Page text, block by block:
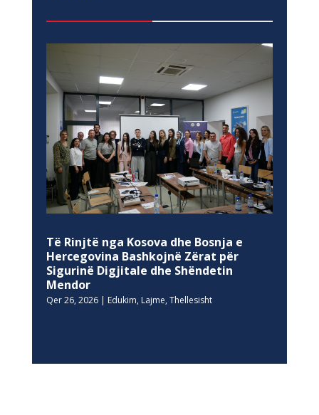
Të Rinjtë nga Kosova dhe Bosnja e
Hercegovina Bashkojnë Zërat për
Sigurinë Digjitale dhe Shëndetin
Mendor
Qer 26, 2026| Edukim, Lajme, Thellesisht